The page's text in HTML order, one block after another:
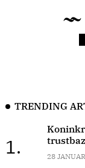
TRENDING
1. 28